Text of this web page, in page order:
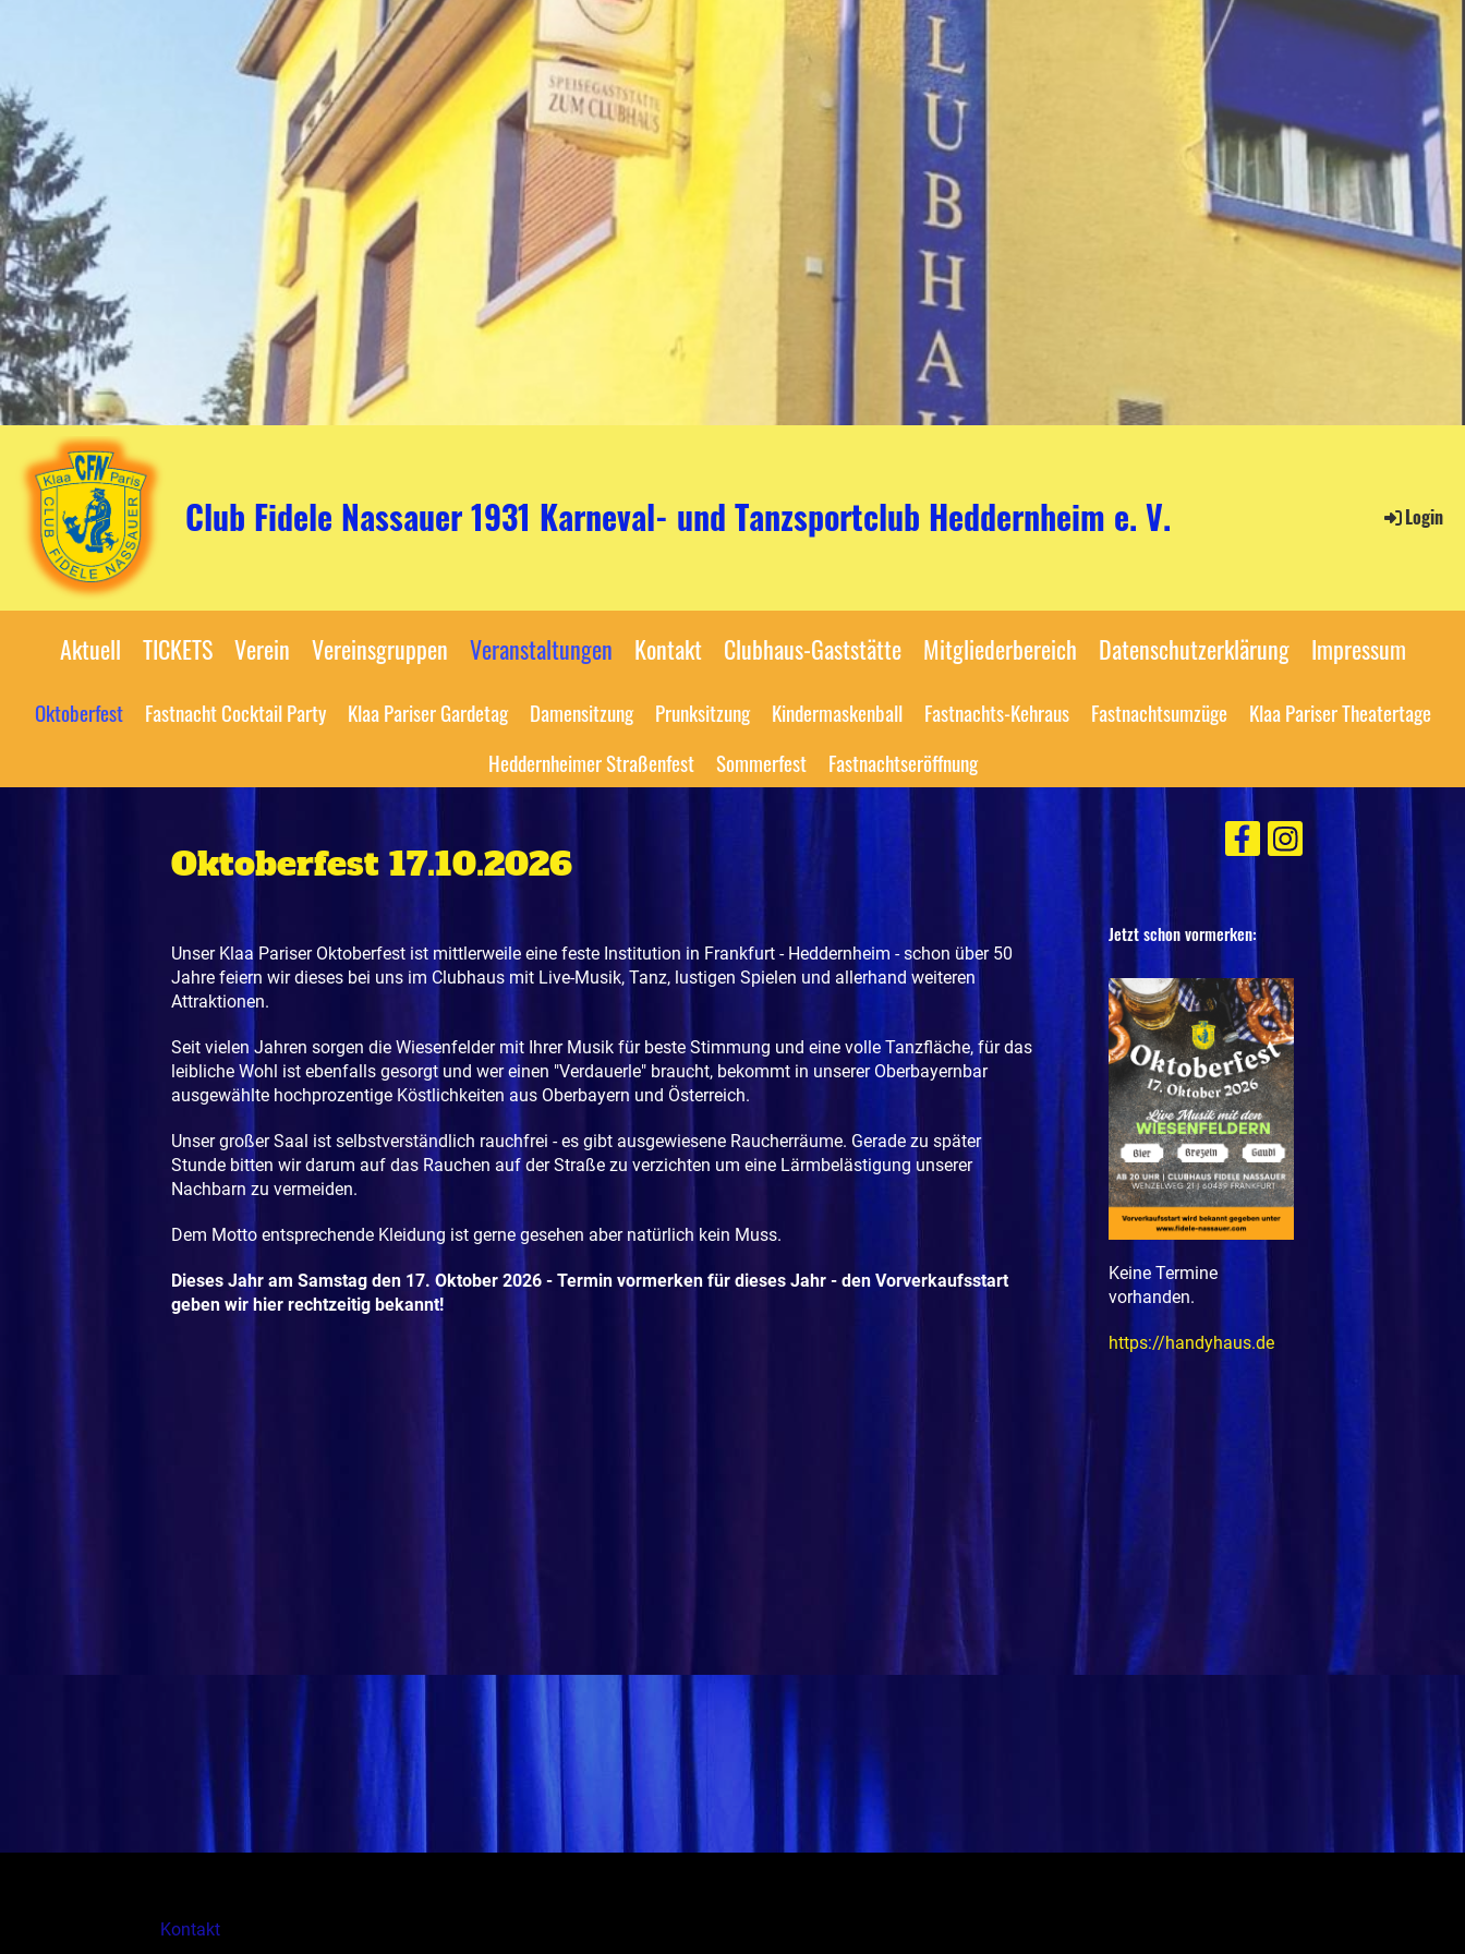
Club Fidele Nassauer 1931 Karneval- und Tanzsportclub Heddernheim e. V. Login
Aktuell TICKETS Verein Vereinsgruppen Veranstaltungen Kontakt Clubhaus-Gaststätte Mitgliederbereich Datenschutzerklärung Impressum
Oktoberfest Fastnacht Cocktail Party Klaa Pariser Gardetag Damensitzung Prunksitzung Kindermaskenball Fastnachts-Kehraus Fastnachtsumzüge
Klaa Pariser Theatertage
Heddernheimer Straßenfest
Sommerfest Fastnachtseröffnung
Oktoberfest 17.10.2026
Unser Klaa Pariser Oktoberfest ist mittlerweile eine feste Institution in Frankfurt - Heddernheim - schon über 50
Jahre feiern wir dieses bei uns im Clubhaus mit Live-Musik, Tanz, lustigen Spielen und allerhand weiteren
Attraktionen.
Seit vielen Jahren sorgen die Wiesenfelder mit Ihrer Musik für beste Stimmung und eine volle Tanzfläche, für das
leibliche Wohl ist ebenfalls gesorgt und wer einen "Verdauerle" braucht, bekommt in unserer Oberbayernbar
ausgewählte hochprozentige Köstlichkeiten aus Oberbayern und Österreich.
Unser großer Saal ist selbstverständlich rauchfrei - es gibt ausgewiesene Raucherräume. Gerade zu später
Stunde bitten wir darum auf das Rauchen auf der Straße zu verzichten um eine Lärmbelästigung unserer
Nachbarn zu vermeiden.
Dem Motto entsprechende Kleidung ist gerne gesehen aber natürlich kein Muss.
Dieses Jahr am Samstag den 17. Oktober 2026 - Termin vormerken für dieses Jahr - den Vorverkaufsstart
geben wir hier rechtzeitig bekannt!
Jetzt schon vormerken:
Keine Termine
vorhanden.
https://handyhaus.de
Kontakt